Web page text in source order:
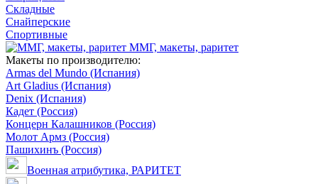
Складные
Снайперские
Спортивные
ММГ, макеты, раритет
Макеты по производителю:
Armas del Mundo (Испания)
Art Gladius (Испания)
Denix (Испания)
Кадет (Россия)
Концерн Калашников (Россия)
Молот Армз (Россия)
Пашихинъ (Россия)
Военная атрибутика, РАРИТЕТ